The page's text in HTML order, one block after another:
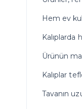
Hem ev
Kalıplarda
Ürünün
Kalıplar
Tavanın